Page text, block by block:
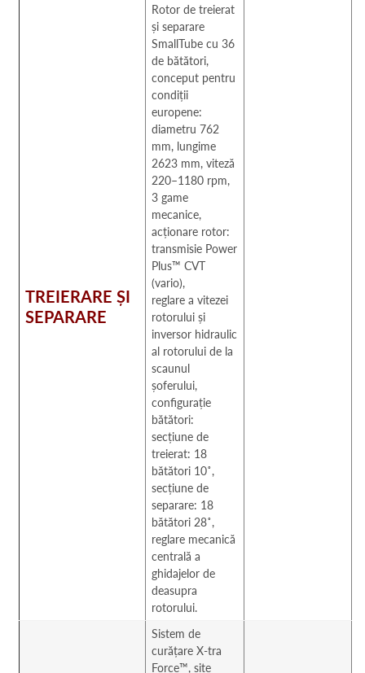
TREIERARE ȘI
SEPARARE
Rotor de treierat
și separare
SmallTube cu 36
de bătători,
conceput pentru
condiții
europene:
diametru 762
mm, lungime
2623 mm, viteză
220–1180 rpm,
3 game
mecanice,
acționare rotor:
transmisie Power
Plus™ CVT
(vario),
reglare a vitezei
rotorului și
inversor hidraulic
al rotorului de la
scaunul
șoferului,
configurație
bătători:
secțiune de
treierat: 18
bătători 10˚,
secțiune de
separare: 18
bătători 28˚,
reglare mecanică
centrală a
ghidajelor de
deasupra
rotorului.
Sistem de
curățare X-tra
Force™, site